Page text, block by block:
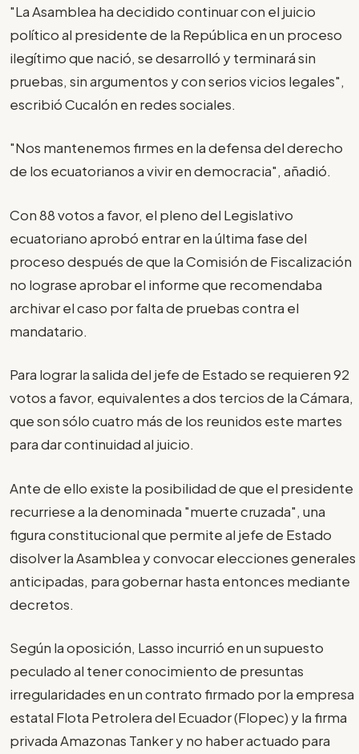
"La Asamblea ha decidido continuar con el juicio
político al presidente de la República en un proceso
ilegítimo que nació, se desarrolló y terminará sin
pruebas, sin argumentos y con serios vicios legales",
escribió Cucalón en redes sociales.
"Nos mantenemos firmes en la defensa del derecho
de los ecuatorianos a vivir en democracia", añadió.
Con 88 votos a favor, el pleno del Legislativo
ecuatoriano aprobó entrar en la última fase del
proceso después de que la Comisión de Fiscalización
no lograse aprobar el informe que recomendaba
archivar el caso por falta de pruebas contra el
mandatario.
Para lograr la salida del jefe de Estado se requieren 92
votos a favor, equivalentes a dos tercios de la Cámara,
que son sólo cuatro más de los reunidos este martes
para dar continuidad al juicio.
Ante de ello existe la posibilidad de que el presidente
recurriese a la denominada "muerte cruzada", una
figura constitucional que permite al jefe de Estado
disolver la Asamblea y convocar elecciones generales
anticipadas, para gobernar hasta entonces mediante
decretos.
Según la oposición, Lasso incurrió en un supuesto
peculado al tener conocimiento de presuntas
irregularidades en un contrato firmado por la empresa
estatal Flota Petrolera del Ecuador (Flopec) y la firma
privada Amazonas Tanker y no haber actuado para